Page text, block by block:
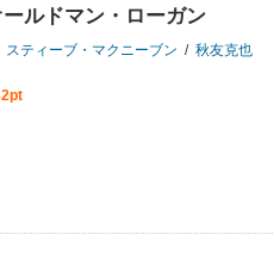
ルドマン・ローガン
スティーブ・マクニーブン / 秋友克也